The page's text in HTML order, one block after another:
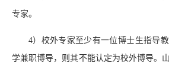
专家。
4）校外专家至少有一位博士生指导
学兼职博导，则其不能认定为校外博导。